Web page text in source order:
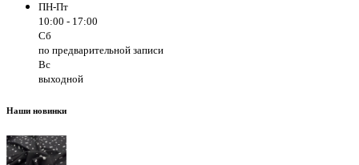
ПН-Пт
10:00 - 17:00
Сб
по предварительной записи
Вс
выходной
Наши новинки